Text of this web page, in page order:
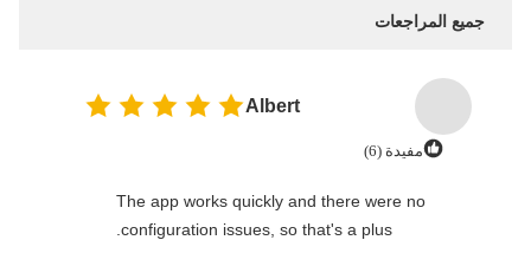
جميع المراجعات
Albert
مفيدة (6)
The app works quickly and there were no
configuration issues, so that's a plus.